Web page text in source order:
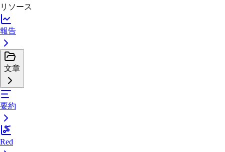
リソース
報告
文章
要約
Red